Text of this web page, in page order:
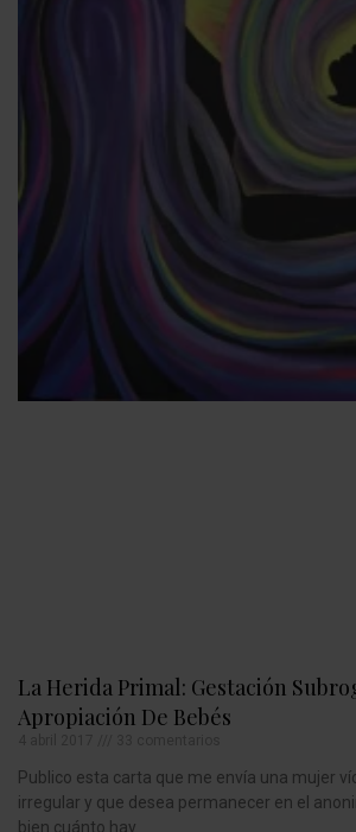
La Herida Primal: Gestación
Apropiación De Bebés
Publico esta carta que me envía una mujer
irregular y que desea permanecer en el
bien cuánto hay